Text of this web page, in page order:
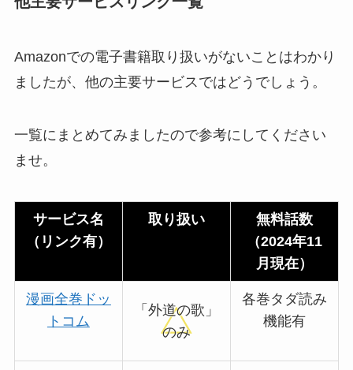
Amazonでの電子書籍取り扱いがないことはわかり
ましたが、他の主要サービスではどうでしょう。
一覧にまとめてみましたので参考にしてください
ませ。
サービス名
（リンク有）
取り扱い
無料話数
（2024年11
月現在）
漫画全巻ドッ
トコム
「外道の歌」
のみ
各巻タダ読み
機能有